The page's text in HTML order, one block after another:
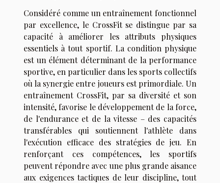
Considéré comme un entraînement fonctionnel
par excellence, le CrossFit se distingue par sa
capacité à améliorer les attributs physiques
essentiels à tout sportif. La condition physique
est un élément déterminant de la performance
sportive, en particulier dans les sports collectifs
où la synergie entre joueurs est primordiale. Un
entraînement CrossFit, par sa diversité et son
intensité, favorise le développement de la force,
de l'endurance et de la vitesse – des capacités
transférables qui soutiennent l'athlète dans
l'exécution efficace des stratégies de jeu. En
renforçant ces compétences, les sportifs
peuvent répondre avec une plus grande aisance
aux exigences tactiques de leur discipline, tout